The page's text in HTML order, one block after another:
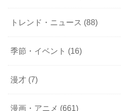
トレンド・ニュース (88)
季節・イベント (16)
漫才 (7)
漫画・アニメ (661)